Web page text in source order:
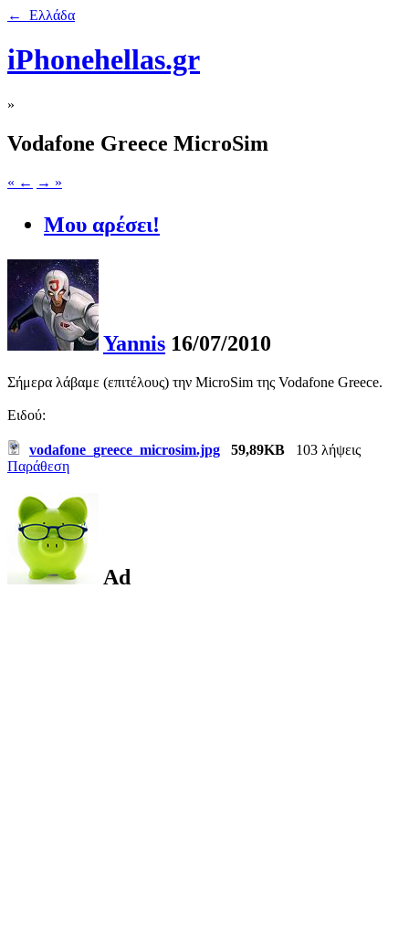
← Ελλάδα
iPhonehellas.gr
»
Vodafone Greece MicroSim
« ← → »
Μου αρέσει!
Yannis 16/07/2010
Σήμερα λάβαμε (επιτέλους) την MicroSim της Vodafone Greece.
Ειδού:
vodafone_greece_microsim.jpg 59,89KB
103 λήψεις
Παράθεση
Ad